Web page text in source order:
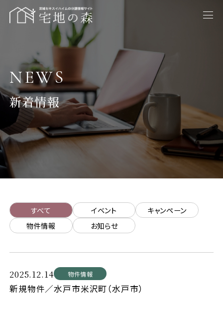
NEWS
新着情報
すべて イベント
キャンペーン
物件情報
お知らせ
2025.12.14 物件情報
新規物件／水戸市米沢町（水戸市）